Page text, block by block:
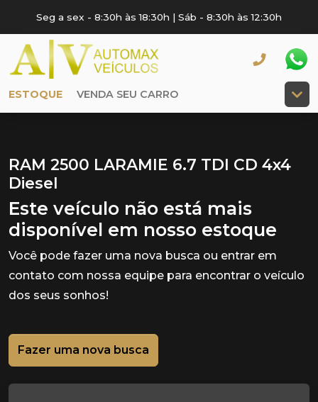
Seg a sex - 8:30h às 18:30h | Sáb - 8:30h às 12:30h
ESTOQUE VENDA SEU CARRO
RAM 2500 LARAMIE 6.7 TDI CD 4x4
Diesel
Este veículo não está mais
disponível em nosso estoque
Você pode fazer uma nova busca ou entrar em
contato com nossa equipe para encontrar o veículo
dos seus sonhos!
Fazer uma nova busca